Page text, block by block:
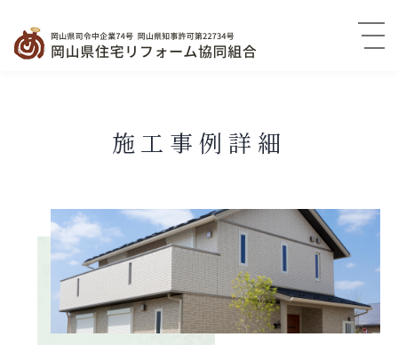
施工事例詳細